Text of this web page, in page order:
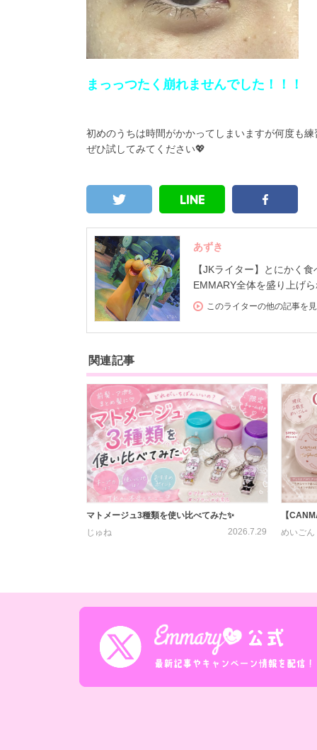
まっっつたく崩れませんでした！！！
初めのうちは時間がかかってしまいますが何度も
ぜひ試してみてください💖
あずき
【JKライター】とにかく
EMMARY全体を盛り上げ
このライターの他の記事を
関連記事
マトメージュ3種類を使い比べてみた✨
じゅね
2026.7.29
【
めいごん